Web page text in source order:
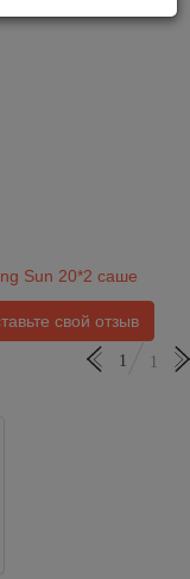
Sun 20*2 саше
свой отзыв
1 1